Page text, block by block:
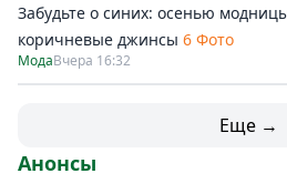
Забудьте о синих: осенью
коричневые джинсы 6 Фото
МодаВчера 16:32
Еще →
Анонсы